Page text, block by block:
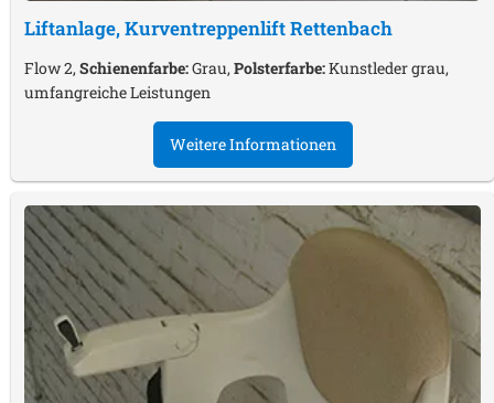
Liftanlage, KurventreppenliftRettenbach
Flow 2,Schienenfarbe:Grau,Polsterfarbe:Kunstleder grau,
umfangreiche Leistungen
Weitere Informationen